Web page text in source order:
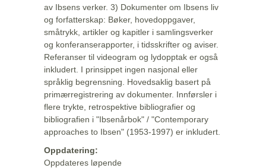
av Ibsens verker. 3) Dokumenter om Ibsens liv
og forfatterskap: Bøker, hovedoppgaver,
småtrykk, artikler og kapitler i samlingsverker
og konferanserapporter, i tidsskrifter og aviser.
Referanser til videogram og lydopptak er også
inkludert. I prinsippet ingen nasjonal eller
språklig begrensning. Hovedsaklig basert på
primærregistrering av dokumenter. Innførsler i
flere trykte, retrospektive bibliografier og
bibliografien i "Ibsenårbok" / "Contemporary
approaches to Ibsen" (1953-1997) er inkludert.
Oppdatering:
Oppdateres løpende